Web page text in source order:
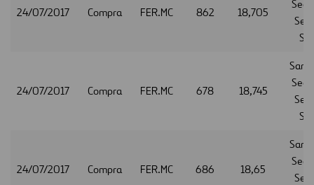
24/07/2017 Compra FER.MC 862 18,705
24/07/2017 Compra FER.MC 678 18,745
24/07/2017 Compra FER.MC 686 18,65